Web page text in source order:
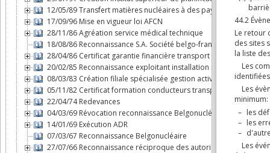
12/05/89 Transfert matières nucléaires à des pays non dotés
17/09/96 Mise en vigueur loi AFCN
28/11/86 Agréation service médical technique
18/08/86 Reconnaissance S.A. Société belgo-française d'énergie
28/04/86 Certificat garantie financière transport substances
20/02/85 Reconnaissance exploitant installation nucléaire
08/03/83 Création filiale spécialisée gestion activités du cycle
05/11/82 Certificat formation conducteurs transport par route
22/04/74 Redevances
04/03/69 Révocation reconnaissance Belgonucléaire
14/01/69 Exécution ADR
07/03/67 Reconnaissance Belgonucléaire
27/07/66 Reconnaissance réciproque des autorisations dans le